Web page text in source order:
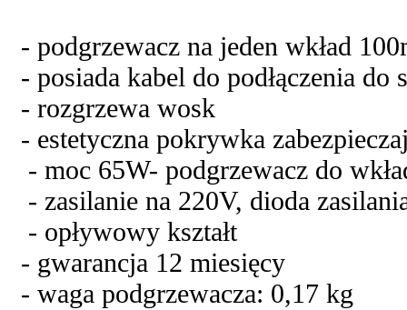
- podgrzewacz na jeden wkład
- posiada kabel do podłączenia do
- rozgrzewa wosk
- estetyczna pokrywka
- moc 65W- podgrzewacz do
- zasilanie na 220V, dioda
- opływowy kształt
- gwarancja 12 miesięcy
- waga podgrzewacza: 0,17 kg